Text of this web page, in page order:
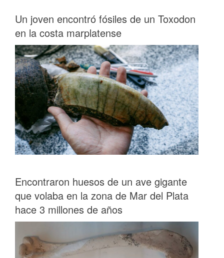
Un joven encontró fósiles de un Toxodon
en la costa marplatense
Encontraron huesos de un ave gigante
que volaba en la zona de Mar del Plata
hace 3 millones de años